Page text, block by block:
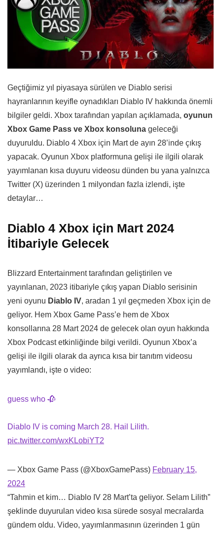
Geçtiğimiz yıl piyasaya sürülen ve Diablo serisi
hayranlarının keyifle oynadıkları Diablo IV hakkında önemli
bilgiler geldi. Xbox tarafından yapılan açıklamada, oyunun
Xbox Game Pass ve Xbox konsoluna geleceği
duyuruldu. Diablo 4 Xbox için Mart de ayın 28’inde çıkış
yapacak. Oyunun Xbox platformuna gelişi ile ilgili olarak
yayımlanan kısa duyuru videosu dünden bu yana yalnızca
Twitter (X) üzerinden 1 milyondan fazla izlendi, işte
detaylar…
Diablo 4 Xbox için Mart 2024
İtibariyle Gelecek
Blizzard Entertainment tarafından geliştirilen ve
yayınlanan, 2023 itibariyle çıkış yapan Diablo serisinin
yeni oyunu Diablo IV, aradan 1 yıl geçmeden Xbox için de
geliyor. Hem Xbox Game Pass’e hem de Xbox
konsollarına 28 Mart 2024 de gelecek olan oyun hakkında
Xbox Podcast etkinliğinde bilgi verildi. Oyunun Xbox’a
gelişi ile ilgili olarak da ayrıca kısa bir tanıtım videosu
yayımlandı, işte o video:
guess who 🥀​
Diablo IV is coming March 28. Hail Lilith.
pic.twitter.com/wxKLobiYT2
— Xbox Game Pass (@XboxGamePass) February 15,
2024
“Tahmin et kim… Diablo IV 28 Mart’ta geliyor. Selam Lilith”
şeklinde duyurulan video kısa sürede sosyal mecralarda
gündem oldu. Video, yayımlanmasının üzerinden 1 gün